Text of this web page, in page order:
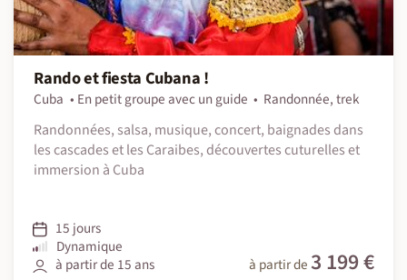
Rando et fiesta Cubana !
Cuba En petit groupe avec un guide
Randonnée, trek
Randonnées, salsa, musique, concert, baignades dans
les cascades et les Caraibes, découvertes cuturelles et
immersion à Cuba
15 jours
Dynamique
à partir de 15 ans
à partir de 3 199 €